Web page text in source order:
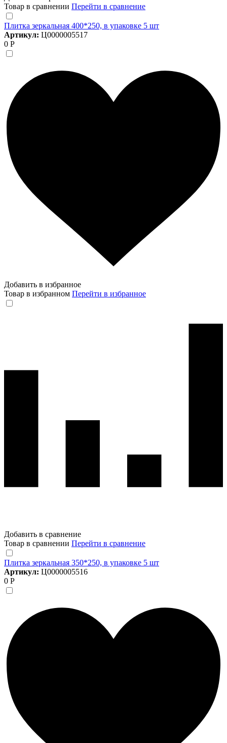
Товар в сравнении Перейти в сравнение
Плитка зеркальная 400*250, в упаковке 5 шт
Артикул: Ц0000005517
0 Р
Добавить в избранное
Товар в избранном Перейти в избранное
Добавить в сравнение
Товар в сравнении Перейти в сравнение
Плитка зеркальная 350*250, в упаковке 5 шт
Артикул: Ц0000005516
0 Р